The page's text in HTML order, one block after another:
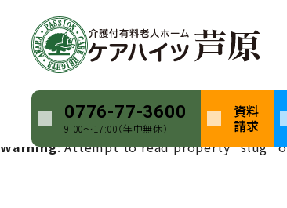
0776-77-3600
9:00〜17:00（年中無休）
資料
請求
Warning: Undefined array key 0 in/home/
Warning: Attempt to read property "name"
Warning : Undefined array key 0 in /home/
Warning: Attempt to read property "slug"